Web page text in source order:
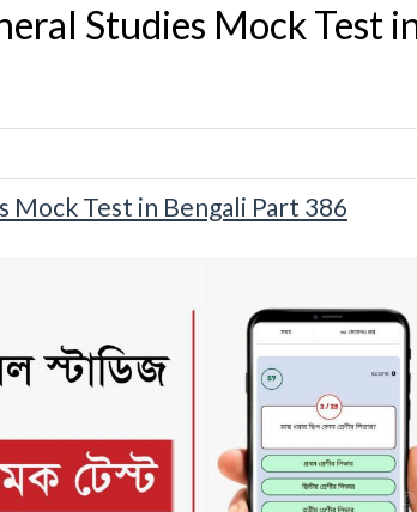
Studies Mock Test
Mock Test in Bengali Part 386